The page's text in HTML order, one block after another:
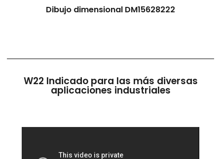
Dibujo dimensional DM15628222
W22 Indicado para las más diversas
aplicaciones industriales